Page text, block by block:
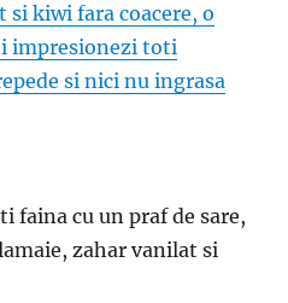
si kiwi fara coacere, o
impresionezi toti
si nici nu ingrasa
faina cu un praf de sare,
zahar vanilat si